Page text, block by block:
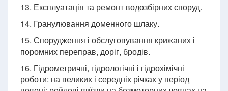
13. Експлуатація та ремонт водозбірних споруд.
14. Гранулювання доменного шлаку.
15. Спорудження і обслуговування крижаних і
поромних переправ, доріг, бродів.
16. Гідрометричні, гідрологічні і гідрохімічні
роботи: на великих і середніх річках у період